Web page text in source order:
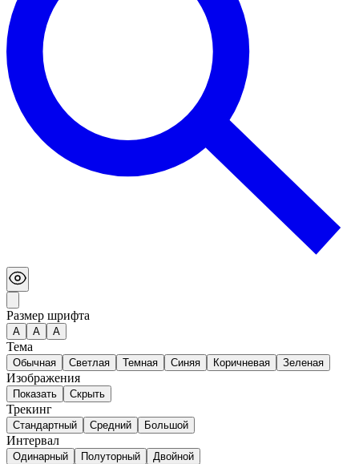
Размер шрифта
А A A
Тема
Обычная Светлая Темная Синяя Коричневая Зеленая
Изображения
Показать Скрыть
Трекинг
Стандартный Средний Большой
Интервал
Одинарный Полуторный Двойной